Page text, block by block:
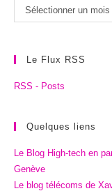
Les
archives
Sélectionner un mois
Le Flux RSS
RSS - Posts
Quelques liens
Le Blog High-tech en
Genève
Le blog télécoms de